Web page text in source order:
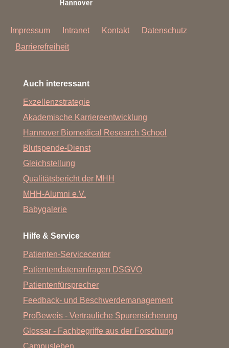
Impressum Intranet Kontakt
Datenschutz
Barrierefreiheit
Auch interessant
Exzellenzstrategie
Akademische Karriereentwicklung
Hannover Biomedical Research School
Blutspende-Dienst
Gleichstellung
Qualitätsbericht der MHH
MHH-Alumni e.V.
Babygalerie
Hilfe & Service
Patienten-Servicecenter
Patientendatenanfragen DSGVO
Patientenfürsprecher
Feedback- und Beschwerdemanagement
ProBeweis - Vertrauliche Spurensicherung
Glossar - Fachbegriffe aus der Forschung
Campusleben